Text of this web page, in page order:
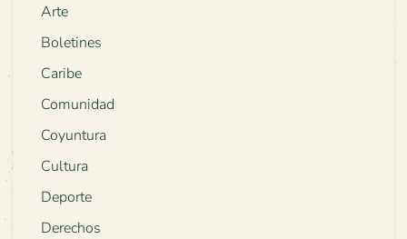
Arte
Boletines
Caribe
Comunidad
Coyuntura
Cultura
Deporte
Derechos